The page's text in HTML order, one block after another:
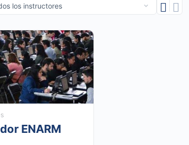
ENARM